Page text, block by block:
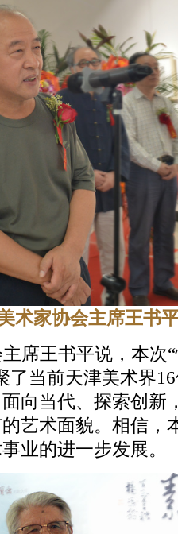
术家协会主席王书
席王书平说，本
了当前天津美术界
向当代、探索创新
艺术面貌。相信，
业的进一步发展。